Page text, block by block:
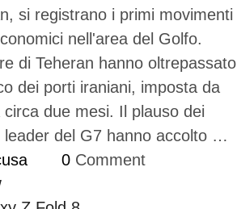
si registrano i primi movimenti
nell'area del Golfo.
di Teheran hanno oltrepassato
dei porti iraniani, imposta da
due mesi. Il plauso dei
leader del G7 hanno accolto …
0 Comment